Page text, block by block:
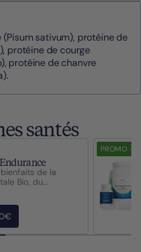
sativum), protéine de
protéine de courge
protéine de chanvre
santés
de la
Bio, du
et de la
vous accompagner
sportifs
ou
PROMO -